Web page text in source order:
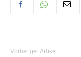
Vorheriger Artikel